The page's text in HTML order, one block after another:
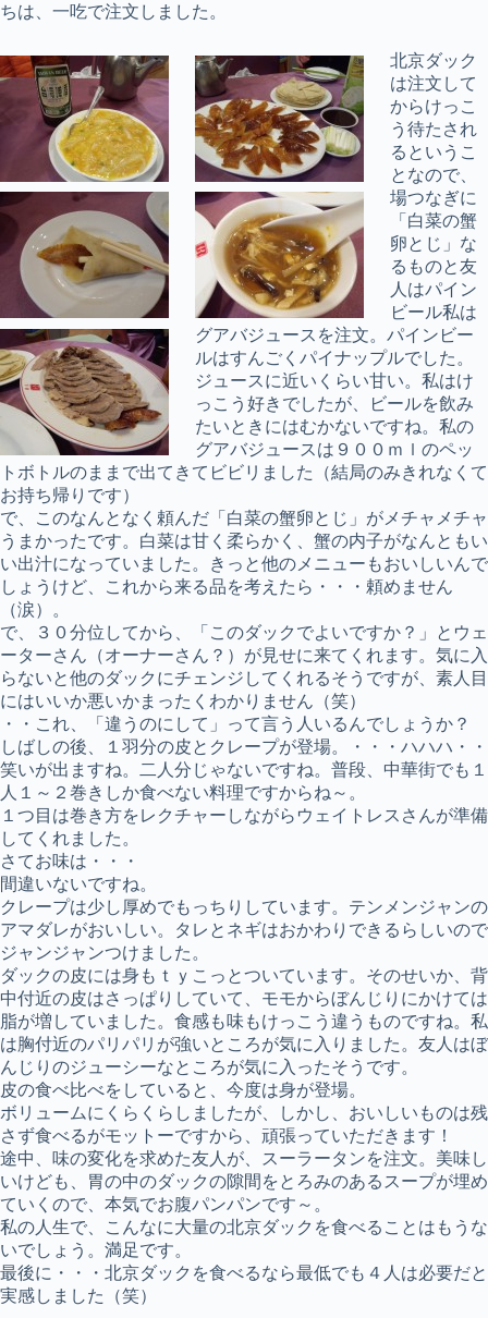
ちは、一吃で注文しました。
北京ダック
は注文して
からけっこ
う待たされ
るというこ
となので、
場つなぎに
「白菜の蟹
卵とじ」な
るものと友
人はパイン
ビール私は
グアバジュースを注文。パインビー
ルはすんごくパイナップルでした。
ジュースに近いくらい甘い。私はけ
っこう好きでしたが、ビールを飲み
たいときにはむかないですね。私の
グアバジュースは９００ｍｌのペッ
トボトルのままで出てきてビビリました（結局のみきれなくて
お持ち帰りです）
で、このなんとなく頼んだ「白菜の蟹卵とじ」がメチャメチャ
うまかったです。白菜は甘く柔らかく、蟹の内子がなんともい
い出汁になっていました。きっと他のメニューもおいしいんで
しょうけど、これから来る品を考えたら・・・頼めません
（涙）。
で、３０分位してから、「このダックでよいですか？」とウェ
ーターさん（オーナーさん？）が見せに来てくれます。気に入
らないと他のダックにチェンジしてくれるそうですが、素人目
にはいいか悪いかまったくわかりません（笑）
・・これ、「違うのにして」って言う人いるんでしょうか？
しばしの後、１羽分の皮とクレープが登場。・・・ハハハ・・
笑いが出ますね。二人分じゃないですね。普段、中華街でも１
人１～２巻きしか食べない料理ですからね～。
１つ目は巻き方をレクチャーしながらウェイトレスさんが準備
してくれました。
さてお味は・・・
間違いないですね。
クレープは少し厚めでもっちりしています。テンメンジャンの
アマダレがおいしい。タレとネギはおかわりできるらしいので
ジャンジャンつけました。
ダックの皮には身もｔｙこっとついています。そのせいか、背
中付近の皮はさっぱりしていて、モモからぼんじりにかけては
脂が増していました。食感も味もけっこう違うものですね。私
は胸付近のパリパリが強いところが気に入りました。友人はぼ
んじりのジューシーなところが気に入ったそうです。
皮の食べ比べをしていると、今度は身が登場。
ボリュームにくらくらしましたが、しかし、おいしいものは残
さず食べるがモットーですから、頑張っていただきます！
途中、味の変化を求めた友人が、スーラータンを注文。美味し
いけども、胃の中のダックの隙間をとろみのあるスープが埋め
ていくので、本気でお腹パンパンです～。
私の人生で、こんなに大量の北京ダックを食べることはもうな
いでしょう。満足です。
最後に・・・北京ダックを食べるなら最低でも４人は必要だと
実感しました（笑）